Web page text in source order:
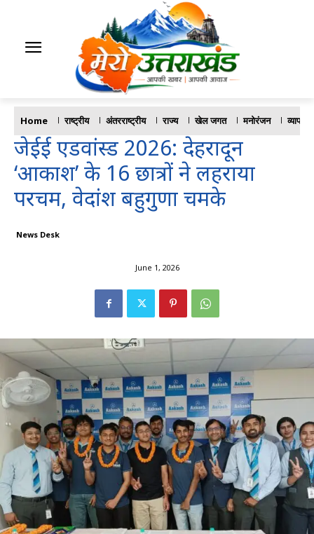
Home राष्ट्रीय अंतरराष्ट्रीय राज्य खेल जगत मनोरंजन व्यापार
​जेईई एडवांस्ड 2026: देहरादून
‘आकाश’ के 16 छात्रों ने लहराया
परचम, वेदांश बहुगुणा चमके
News Desk
June 1, 2026